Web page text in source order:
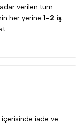
verilen tüm
her yerine 1-2 iş
içerisinde iade ve